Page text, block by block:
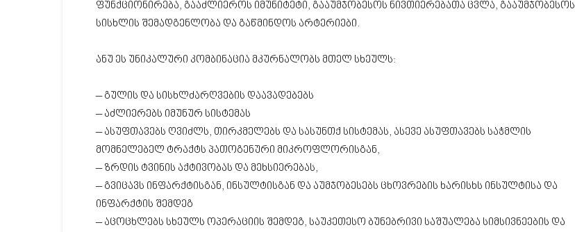
ფუნქციონირება, გააძლიეროს იმუნიტეტი, გააუმჯობესოს ნივთიერებათა ცვლა, გააუმჯობესოს
სისხლის შემადგენლობა და გაწმინდოს არტერიები.
ანუ ეს უნიკალური კომბინაცია მკურნალობს მთელ სხეულს:
– გულის და სისხლძარღვების დაავადებებს
– აძლიერებს იმუნურ სისტემას
– ასუფთავებს ღვიძლს, თირკმელებს და სასუნთქ სისტემას, ასევე ასუფთავებს საჭმლის
მომნელებელ ტრაქტს პათოგენური მიკროფლორისგან,
– ზრდის ტვინის აქტივობას და მეხსიერებას,
– გვიცავს ინფარქტისგან, ინსულტისგან და აუმჯობესებს ცხოვრების ხარისხს ინსულტისა და
ინფარქტის შემდეგ
– აცოცხლებს სხეულს ოპერაციის შემდეგ, საუკეთესო ბუნებრივი საშუალება სიმსივნეების და